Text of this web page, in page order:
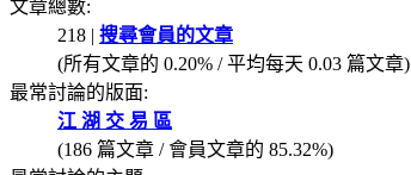
文章總數:
218 | 搜尋會員的文章
(所有文章的 0.20% / 平均每天 0.03 篇文章)
最常討論的版面:
江 湖 交 易 區
(186 篇文章 / 會員文章的 85.32%)